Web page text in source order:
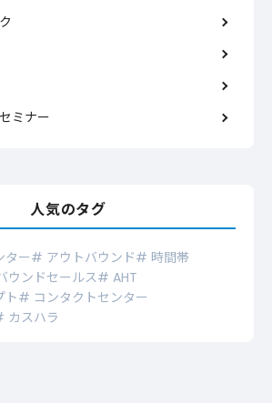
ミナー
人気のタグ
ー# アウトバウンド# 時間帯
ウンドセールス# AHT
ト# コンタクトセンター
カスハラ